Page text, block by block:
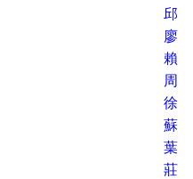
邱
廖
賴
周
徐
蘇
葉
莊